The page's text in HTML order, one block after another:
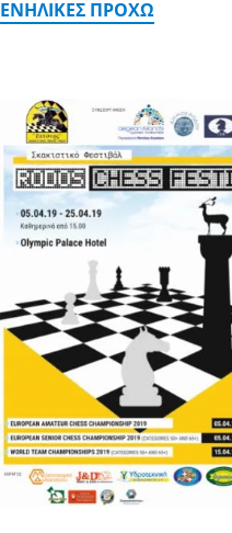
ΕΝΗΛΙΚΕΣ ΠΡΟΧΩ